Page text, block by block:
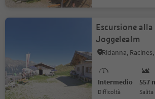
Escursione
Joggelealm
Ridanna,
Intermedio
Difficoltà
557
Salita